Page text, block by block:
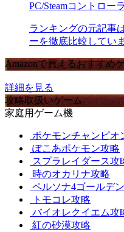
PC/Steamコントロー
ランキングの元記事
ーを徹底比較してい
Amazonで買えるおすすめ
詳細を見る
攻略取扱いゲーム
家庭用ゲーム機
ポケモンチャンピオ
ぽこあポケモン攻略
スプラレイダース攻
時のオカリナ攻略
ペルソナ4ゴールデ
トモコレ攻略
バイオレクイエム攻
紅の砂漠攻略